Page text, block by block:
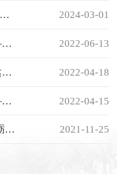
经管系学生党员故事专栏——李志琼 2024-03-01
博雅人文香自远，筑梦展芳华 ——经济管理系2022年学生职业技能展示大赛 2022-06-13
陈少祯：积极且有趣 ——经管达人秀：NO. 5 2022-04-18
张雪：不畏困难，意气风发 ——经管达人秀NO.4 2022-04-15
追梦少年|游玉婷：不忘初心·砥砺前行 ——经管达人秀NO.3 2021-11-25